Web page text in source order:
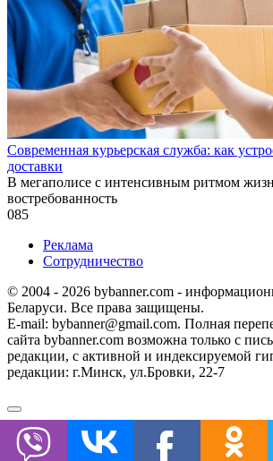
Современная курьерская служба: как
доставки
В мегаполисе с интенсивным ритмом
востребованность
085
Реклама
Сотрудничество
© 2004 - 2026 bybanner.com -
Беларуси. Все права защищены.
E-mail: bybanner@gmail.com. Полная
сайта bybanner.com возможна только с
редакции, с активной и индексируемой
редакции: г.Минск, ул.Бровки, 22-7